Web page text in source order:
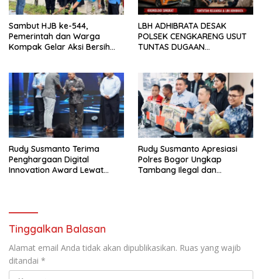
Sambut HJB ke-544,
Pemerintah dan Warga
Kompak Gelar Aksi Bersih
LBH ADHIBRATA DESAK
POLSEK CENGKARENG USUT
TUNTAS DUGAAN
Rudy Susmanto Terima
Penghargaan Digital
Innovation Award Lewat
Rudy Susmanto Apresiasi
Polres Bogor Ungkap
Tambang Ilegal dan
Tinggalkan Balasan
Alamat email Anda tidak akan dipublikasikan. Ruas yang wajib
ditandai *